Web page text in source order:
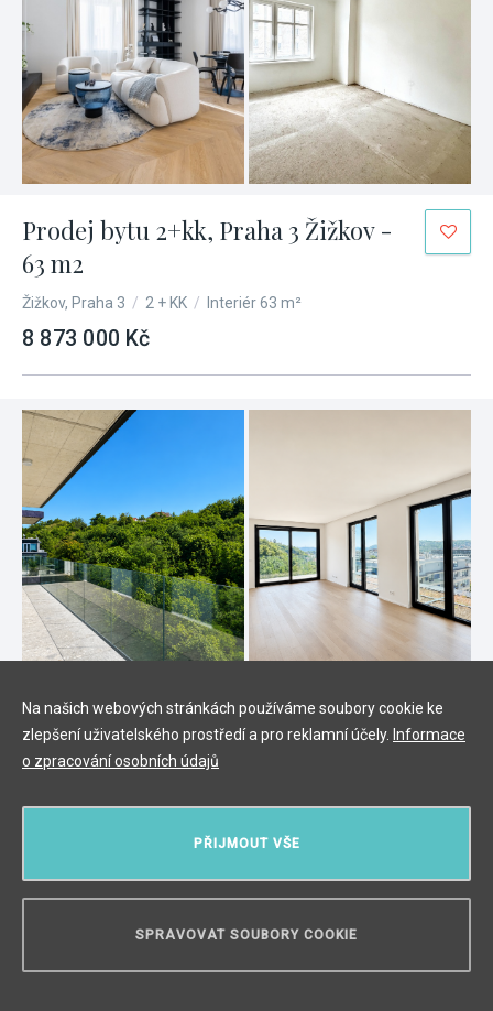
Prodej bytu 2+kk, Praha 3 Žižkov -
63 m2
Žižkov, Praha 3 / 2 + KK / Interiér 63 m²
8 873 000 Kč
Luxusní byt na prodej, Praha 4 -
136m2
Modřany, Praha 4 / 4 + KK / Interiér 116 m² / Balkón 20 m²
PŘIJMOUT VŠE
SPRAVOVAT SOUBORY COOKIE
Na našich webových stránkách používáme soubory cookie ke
zlepšení uživatelského prostředí a pro reklamní účely. Informace
o zpracování osobních údajů